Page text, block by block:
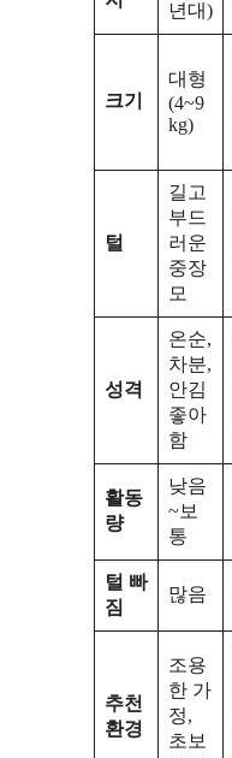
년대)
크기
대형
(4~9
kg)
털
길고
부드
러운
중장
모
성격
온순,
차분,
안김
좋아
함
활동
량
낮음
~보
통
털 빠
짐
많음
추천
환경
조용
한 가
정,
초보